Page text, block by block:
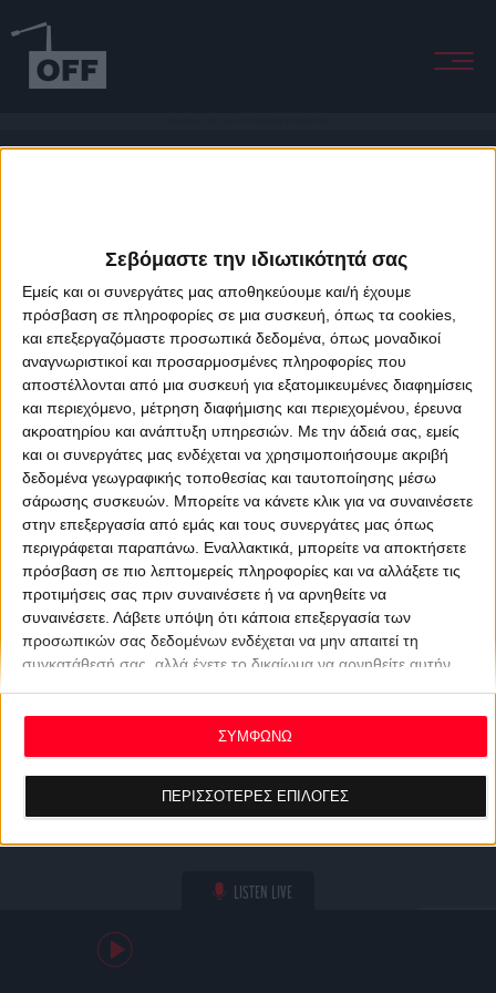
Σεβόμαστε την ιδιωτικότητά σας
Εμείς και οι συνεργάτες μας αποθηκεύουμε και/ή έχουμε
πρόσβαση σε πληροφορίες σε μια συσκευή, όπως τα cookies,
και επεξεργαζόμαστε προσωπικά δεδομένα, όπως μοναδικοί
αναγνωριστικοί και προσαρμοσμένες πληροφορίες που
αποστέλλονται από μια συσκευή για εξατομικευμένες διαφημίσεις
και περιεχόμενο, μέτρηση διαφήμισης και περιεχομένου, έρευνα
ακροατηρίου και ανάπτυξη υπηρεσιών. Με την άδειά σας, εμείς
και οι συνεργάτες μας ενδέχεται να χρησιμοποιήσουμε ακριβή
δεδομένα γεωγραφικής τοποθεσίας και ταυτοποίησης μέσω
σάρωσης συσκευών. Μπορείτε να κάνετε κλικ για να συναινέσετε
στην επεξεργασία από εμάς και τους συνεργάτες μας όπως
περιγράφεται παραπάνω. Εναλλακτικά, μπορείτε να αποκτήσετε
πρόσβαση σε πιο λεπτομερείς πληροφορίες και να αλλάξετε τις
προτιμήσεις σας πριν συναινέσετε ή να αρνηθείτε να
συναινέσετε. Λάβετε υπόψη ότι κάποια επεξεργασία των
προσωπικών σας δεδομένων ενδέχεται να μην απαιτεί τη
συγκατάθεσή σας, αλλά έχετε το δικαίωμα να αρνηθείτε αυτήν
ανακαλέσετε τη συγκατάθεσή σας ανά πάσα στιγμή
επιστρέφοντας σε αυτόν τον ιστότοπο και κάνοντας κλικ στο
κουμπί "Απορρήτου" στο κάτω μέρος της ιστοσελίδας.
ΠΕΡΙΣΣΟΤΕΡΕΣ ΕΠΙΛΟΓΕΣ
ΣΥΜΦΩΝΩ
LISTEN LIVE
About Offradio Business Class Terms & Conditions
Privacy Policy
Designed & developed byporcupine colors&Fotis Alexandrou